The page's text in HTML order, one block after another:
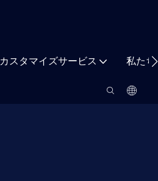
カスタマイズサービス 私た